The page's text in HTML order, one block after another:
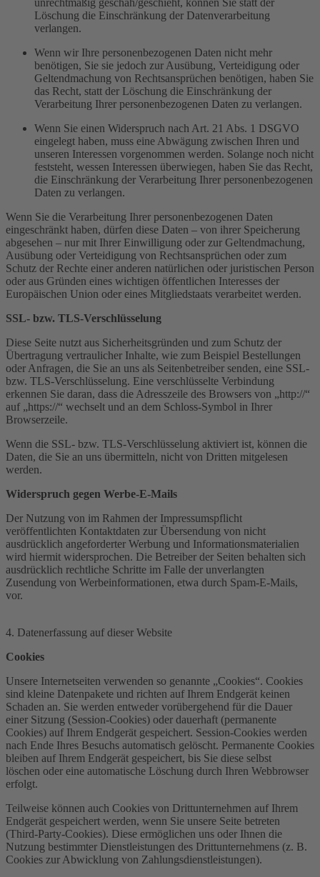
unrechtmäßig geschah/geschieht, können Sie statt der
Löschung die Einschränkung der Datenverarbeitung
verlangen.
Wenn wir Ihre personenbezogenen Daten nicht mehr
benötigen, Sie sie jedoch zur Ausübung, Verteidigung oder
Geltendmachung von Rechtsansprüchen benötigen, haben Sie
das Recht, statt der Löschung die Einschränkung der
Verarbeitung Ihrer personenbezogenen Daten zu verlangen.
Wenn Sie einen Widerspruch nach Art. 21 Abs. 1 DSGVO
eingelegt haben, muss eine Abwägung zwischen Ihren und
unseren Interessen vorgenommen werden. Solange noch nicht
feststeht, wessen Interessen überwiegen, haben Sie das Recht,
die Einschränkung der Verarbeitung Ihrer personenbezogenen
Daten zu verlangen.
Wenn Sie die Verarbeitung Ihrer personenbezogenen Daten
eingeschränkt haben, dürfen diese Daten – von ihrer Speicherung
abgesehen – nur mit Ihrer Einwilligung oder zur Geltendmachung,
Ausübung oder Verteidigung von Rechtsansprüchen oder zum
Schutz der Rechte einer anderen natürlichen oder juristischen Person
oder aus Gründen eines wichtigen öffentlichen Interesses der
Europäischen Union oder eines Mitgliedstaats verarbeitet werden.
SSL- bzw. TLS-Verschlüsselung
Diese Seite nutzt aus Sicherheitsgründen und zum Schutz der
Übertragung vertraulicher Inhalte, wie zum Beispiel Bestellungen
oder Anfragen, die Sie an uns als Seitenbetreiber senden, eine SSL-
bzw. TLS-Verschlüsselung. Eine verschlüsselte Verbindung
erkennen Sie daran, dass die Adresszeile des Browsers von „http://“
auf „https://“ wechselt und an dem Schloss-Symbol in Ihrer
Browserzeile.
Wenn die SSL- bzw. TLS-Verschlüsselung aktiviert ist, können die
Daten, die Sie an uns übermitteln, nicht von Dritten mitgelesen
werden.
Widerspruch gegen Werbe-E-Mails
Der Nutzung von im Rahmen der Impressumspflicht
veröffentlichten Kontaktdaten zur Übersendung von nicht
ausdrücklich angeforderter Werbung und Informationsmaterialien
wird hiermit widersprochen. Die Betreiber der Seiten behalten sich
ausdrücklich rechtliche Schritte im Falle der unverlangten
Zusendung von Werbeinformationen, etwa durch Spam-E-Mails,
vor.
4. Datenerfassung auf dieser Website
Cookies
Unsere Internetseiten verwenden so genannte „Cookies“. Cookies
sind kleine Datenpakete und richten auf Ihrem Endgerät keinen
Schaden an. Sie werden entweder vorübergehend für die Dauer
einer Sitzung (Session-Cookies) oder dauerhaft (permanente
Cookies) auf Ihrem Endgerät gespeichert. Session-Cookies werden
nach Ende Ihres Besuchs automatisch gelöscht. Permanente Cookies
bleiben auf Ihrem Endgerät gespeichert, bis Sie diese selbst
löschen oder eine automatische Löschung durch Ihren Webbrowser
erfolgt.
Teilweise können auch Cookies von Drittunternehmen auf Ihrem
Endgerät gespeichert werden, wenn Sie unsere Seite betreten
(Third-Party-Cookies). Diese ermöglichen uns oder Ihnen die
Nutzung bestimmter Dienstleistungen des Drittunternehmens (z. B.
Cookies zur Abwicklung von Zahlungsdienstleistungen).